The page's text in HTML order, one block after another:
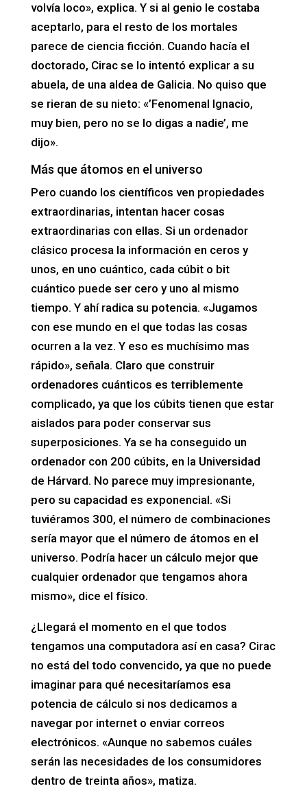
volvía loco», explica. Y si al genio le costaba
aceptarlo, para el resto de los mortales
parece de ciencia ficción. Cuando hacía el
doctorado, Cirac se lo intentó explicar a su
abuela, de una aldea de Galicia. No quiso que
se rieran de su nieto: «’Fenomenal Ignacio,
muy bien, pero no se lo digas a nadie’, me
dijo».
Más que átomos en el universo
Pero cuando los científicos ven propiedades
extraordinarias, intentan hacer cosas
extraordinarias con ellas. Si un ordenador
clásico procesa la información en ceros y
unos, en uno cuántico, cada cúbit o bit
cuántico puede ser cero y uno al mismo
tiempo. Y ahí radica su potencia. «Jugamos
con ese mundo en el que todas las cosas
ocurren a la vez. Y eso es muchísimo mas
rápido», señala. Claro que construir
ordenadores cuánticos es terriblemente
complicado, ya que los cúbits tienen que estar
aislados para poder conservar sus
superposiciones. Ya se ha conseguido un
ordenador con 200 cúbits, en la Universidad
de Hárvard. No parece muy impresionante,
pero su capacidad es exponencial. «Si
tuviéramos 300, el número de combinaciones
sería mayor que el número de átomos en el
universo. Podría hacer un cálculo mejor que
cualquier ordenador que tengamos ahora
mismo», dice el físico.
¿Llegará el momento en el que todos
tengamos una computadora así en casa? Cirac
no está del todo convencido, ya que no puede
imaginar para qué necesitaríamos esa
potencia de cálculo si nos dedicamos a
navegar por internet o enviar correos
electrónicos. «Aunque no sabemos cuáles
serán las necesidades de los consumidores
dentro de treinta años», matiza.